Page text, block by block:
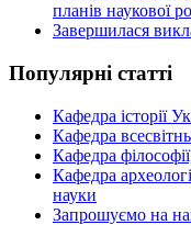
планів наукової
Завершилася
Популярні статті
Кафедра історії
Кафедра
Кафедра
Кафедра
науки
Запрошуємо на